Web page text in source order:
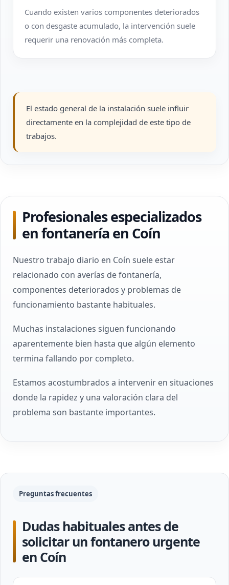
Cuando existen varios componentes deteriorados
o con desgaste acumulado, la intervención suele
requerir una renovación más completa.
El estado general de la instalación suele influir
directamente en la complejidad de este tipo de
trabajos.
Profesionales especializados
en fontanería en Coín
Nuestro trabajo diario en Coín suele estar
relacionado con averías de fontanería,
componentes deteriorados y problemas de
funcionamiento bastante habituales.
Muchas instalaciones siguen funcionando
aparentemente bien hasta que algún elemento
termina fallando por completo.
Estamos acostumbrados a intervenir en situaciones
donde la rapidez y una valoración clara del
problema son bastante importantes.
Preguntas frecuentes
Dudas habituales antes de
solicitar un fontanero urgente
en Coín